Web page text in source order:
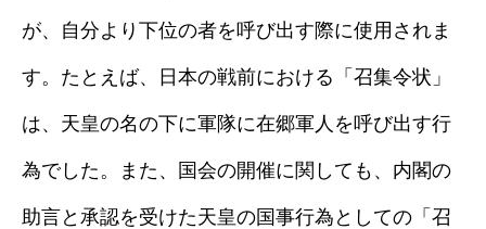
が、自分より下位の者を呼び出す際に使用されま
す。たとえば、日本の戦前における「召集令状」
は、天皇の名の下に軍隊に在郷軍人を呼び出す行
為でした。また、国会の開催に関しても、内閣の
助言と承認を受けた天皇の国事行為としての「召